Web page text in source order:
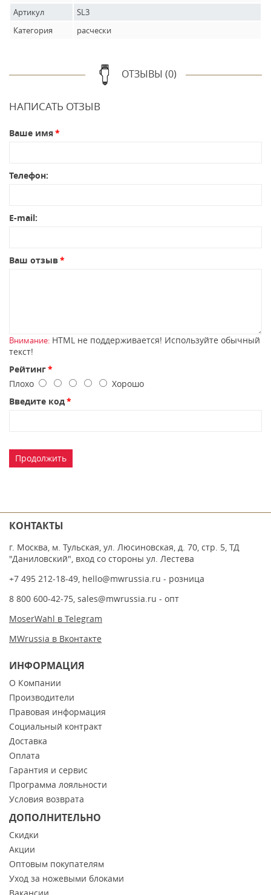
Артикул
SL3
Категория
расчески
ОТЗЫВЫ (0)
НАПИСАТЬ ОТЗЫВ
Ваше имя
Телефон:
E-mail:
Ваш отзыв
Внимание: HTML не поддерживается! Используйте обычный
текст!
Рейтинг
Плохо
Хорошо
Введите код
Продолжить
КОНТАКТЫ
г. Москва, м. Тульская, ул. Люсиновская, д. 70, стр. 5, ТД
"Даниловский", вход со стороны ул. Лестева
+7 495 212-18-49, hello@mwrussia.ru - розница
8 800 600-42-75, sales@mwrussia.ru - опт
MoserWahl в Telegram
MWrussia в Вконтакте
ИНФОРМАЦИЯ
О Компании
Производители
Правовая информация
Социальный контракт
Доставка
Оплата
Гарантия и сервис
Программа лояльности
Условия возврата
ДОПОЛНИТЕЛЬНО
Скидки
Акции
Оптовым покупателям
Уход за ножевыми блоками